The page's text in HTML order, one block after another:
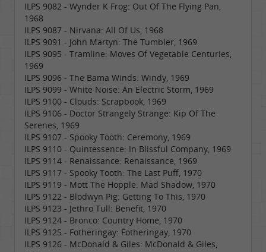
ILPS 9082 - Wynder K Frog: Out Of The Flying Pan,
1968
ILPS 9087 - Nirvana: All Of Us, 1968
ILPS 9091 - John Martyn: The Tumbler, 1969
ILPS 9095 - Tramline: Moves Of Vegetable Centuries,
1969
ILPS 9096 - The Bama Winds: Windy, 1969
ILPS 9099 - White Noise: An Electric Storm, 1969
ILPS 9100 - Clouds: Scrapbook, 1969
ILPS 9106 - Doctor Strangely Strange: Kip Of The
Serenes, 1969
ILPS 9107 - Spooky Tooth: Ceremony, 1969
ILPS 9110 - Quintessence: In Blissful Company, 1969
ILPS 9114 - Renaissance: Renaissance, 1969
ILPS 9117 - Spooky Tooth: The Last Puff, 1970
ILPS 9119 - Mott The Hopple: Mad Shadow, 1970
ILPS 9122 - Blodwyn Pig: Getting To This, 1970
ILPS 9123 - Jethro Tull: Benefit, 1970
ILPS 9124 - Bronco: Country Home, 1970
ILPS 9125 - Fotheringay: Fotheringay, 1970
ILPS 9126 - McDonald & Giles: McDonald & Giles,